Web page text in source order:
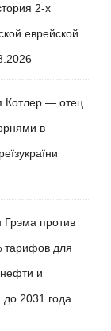
2-х
еврейской
Котлер — отец
в
против
тарифов для
и
до 2031 года